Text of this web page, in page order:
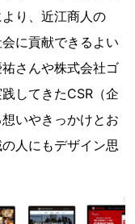
り、近江商人の
に貢献できるよい
さんや株式会社ゴ
してきたCSR（企
いやきっかけとお
人にもデザイン思